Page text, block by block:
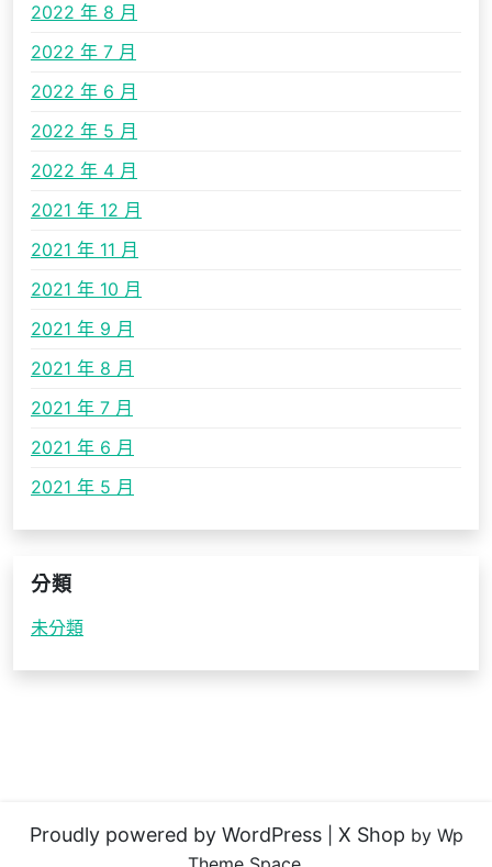
2022 年 8 月
2022 年 7 月
2022 年 6 月
2022 年 5 月
2022 年 4 月
2021 年 12 月
2021 年 11 月
2021 年 10 月
2021 年 9 月
2021 年 8 月
2021 年 7 月
2021 年 6 月
2021 年 5 月
分類
未分類
Proudly powered by WordPress X Shop by Wp